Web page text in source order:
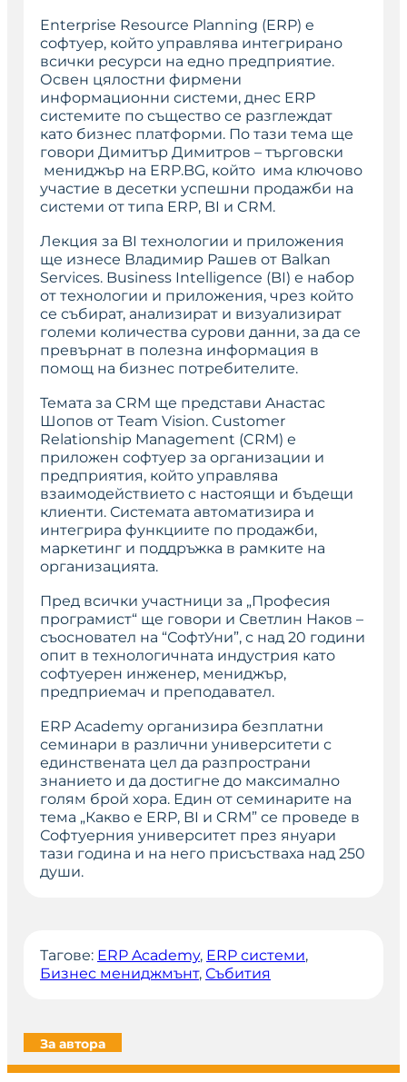
Enterprise Resource Planning (ERP) e
софтуер, който управлява интегрирано
всички ресурси на едно предприятие.
Освен цялостни фирмени
информационни системи, днес ERP
системите по същество се разглеждат
като бизнес платформи. По тази тема ще
говори Димитър Димитров – търговски
мениджър на ERP.BG, който има ключово
участие в десетки успешни продажби на
системи от типа ERP, BI и CRM.
Лекция за BI технологии и приложения
ще изнесе Владимир Рашев от Balkan
Services. Business Intelligence (BI) е набор
от технологии и приложения, чрез който
се събират, анализират и визуализират
големи количества сурови данни, за да се
превърнат в полезна информация в
помощ на бизнес потребителите.
Темата за CRM ще представи Aнастас
Шопов от Тeam Vision. Customer
Relationship Management (CRM) е
приложен софтуер за организации и
предприятия, който управлява
взаимодействието с настоящи и бъдещи
клиенти. Системата автоматизира и
интегрира функциите по продажби,
маркетинг и поддръжка в рамките на
организацията.
Пред всички участници за „Професия
програмист“ ще говори и Светлин Наков –
съосновател на “СофтУни”, с над 20 години
опит в технологичната индустрия като
софтуерен инженер, мениджър,
предприемач и преподавател.
ЕRP Academy организира безплатни
семинари в различни университети с
единствената цел да разпространи
знанието и да достигне до максимално
голям брой хора. Един от семинарите на
тема „Какво е ERP, BI и CRM” се проведе в
Софтуерния университет през януари
тази година и на него присъстваха над 250
души.
Тагове: ERP Academy, ERP системи
Бизнес мениджмънт, Събития
За автора